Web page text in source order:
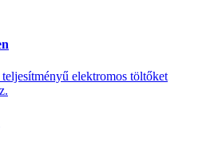
elektromos töltőket